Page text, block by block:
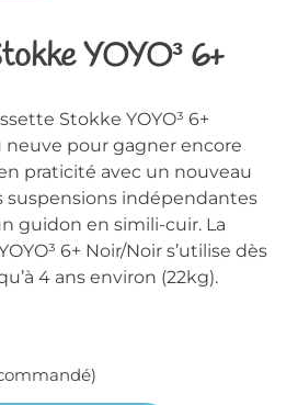
YOYO³ 6+
Stokke YOYO³ 6+
neuve pour gagner encore
praticité avec un nouveau
suspensions indépendantes
guidon en simili-cuir. La
6+ Noir/Noir s’utilise dès
4 ans environ (22kg).